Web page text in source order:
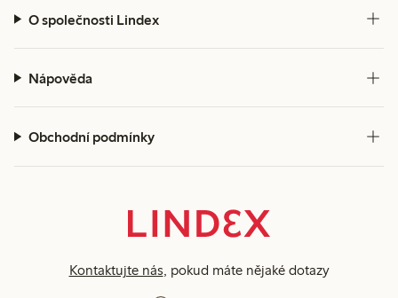
O společnosti Lindex
Nápověda
Obchodní podmínky
Kontaktujte nás , pokud máte nějaké dotazy